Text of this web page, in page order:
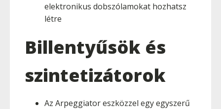
elektronikus dobszólamokat hozhatsz
létre
Billentyűsök és
szintetizátorok
Az Arpeggiator eszközzel egy egyszerű